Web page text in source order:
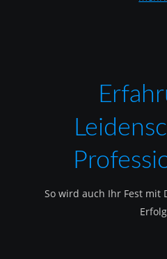
So wird auch Ihr Fest mit